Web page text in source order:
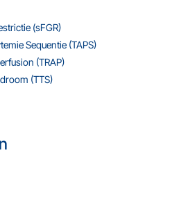
(sFGR)
Sequentie (TAPS)
(TRAP)
(TTS)